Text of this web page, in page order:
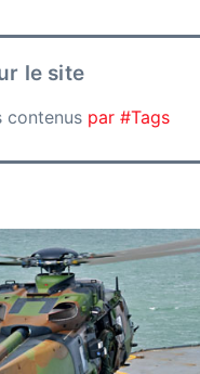
le site
contenus par #Tags